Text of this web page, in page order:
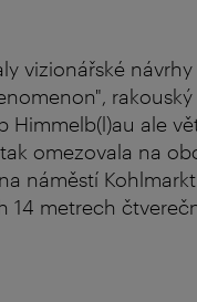
vizionářské
Himmelb(l)au ale
omezovala na
náměstí
14 metrech